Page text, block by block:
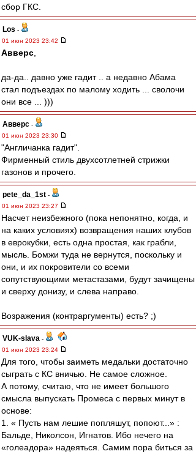
сбор ГКС.
Los -
01 июн 2023 23:42
Авверс
да-да.. давно уже гадит .. а недавно Абама
стал подъездах по малому ходить ... сволочи
они все ... )))
Авверс -
01 июн 2023 23:30
"Англичанка гадит".
Фирменный стиль двухсотлетней стрижки
газонов и прочего.
pete_da_1st -
01 июн 2023 23:27
Насчет неизбежного (пока непонятно, когда, и
на каких условиях) возвращения наших клубов
в еврокубки, есть одна простая, как грабли,
мысль. Бомжи туда не вернутся, поскольку и
они, и их покровители сo всеми
сопутствующими метастазами, будут зачищены
и сверху донизу, и слева направо.
Возражения (контраргументы) есть? ;)
VUK-slava -
01 июн 2023 23:24
Для того, чтобы заиметь медальки достаточно
сыграть с КС вничью. Не самое сложное.
А потому, считаю, что не имеет большого
смысла выпускать Промеса с первых минут в
основе:
1. « Пусть нам лешие попляшут, попоют...» :
Бальде, Николсон, Игнатов. Ибо нечего на
«голеадора» надеяться. Самим пора биться за